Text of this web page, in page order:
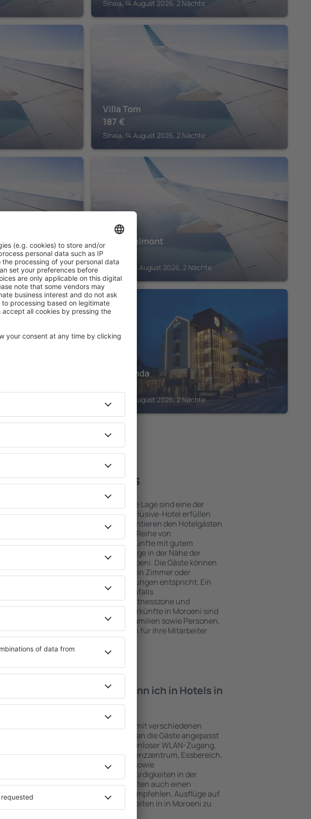
Sinaia, 14 August 2026, 2 Nächte
Villa Tom
187 €
Sinaia, 14 August 2026, 2 Nächte
Hotel Belmont
411
Moroeni, 14 August 2026, 2 Nächte
SINAIA
Hotel Anda
Sinaia, 14 August 2026, 2 Nächte
in Moroeni
– beste Hotels
Umfassender Service und eine attraktive Lage sind eine der
Bedingungen, die ein All-Inclusive-Hotel erfüllen
muss. Die besten Hotels in Moroeni garantieren den Hotelgästen
einen hervorragenden Service und eine Reihe von
Hochwertige Unterkünfte mit gutem
Standard bieten eine ausgezeichnete Lage in der Nähe der
wichtigsten Sehenswürdigkeiten in Moroeni. Die Gäste können
kostenlosen Parkplätze nutzen und ein Zimmer oder
Apartment auswählen, das ihren Erwartungen entspricht. Ein
Hotel mit hohem Standard umfasst ebenfalls
Menü, SPA oder Fitnesszone und
Attraktionen für Kinder. Die besten Unterkünfte in Moroeni sind
eine hervorragende Lösung für Paare, Familien sowie Personen,
geschäftlich reisen oder Schulungen für ihre Mitarbeiter
möchten.
Welche Annehmlichkeiten kann ich in Hotels in
Moroeni finden?
Hotels in in Moroeni sind Einrichtungen mit verschiedenen
Standards sowie Annehmlichkeiten, die an die Gäste angepasst
sind . Zu den beliebtesten gehören kostenloser WLAN-Zugang,
Zone, Bar / Safe im Zimmer, Konferenzzentrum, Essbereich,
Kinderspielecke, kostenlose Parkplätze sowie
Informationsbroschüren über Sehenswürdigkeiten in der
Einige der Einrichtungen bieten auch einen
vom/zum Flughafen an oder empfehlen, Ausflüge auf
Spuren der größten Sehenswürdigkeiten in in Moroeni zu